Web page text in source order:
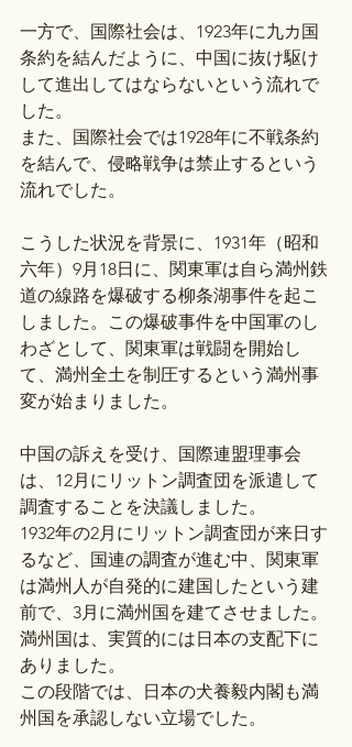
一方で、国際社会は、1923年に九カ国
条約を結んだように、中国に抜け駆け
して進出してはならないという流れで
した。
また、国際社会では1928年に不戦条約
を結んで、侵略戦争は禁止するという
流れでした。
こうした状況を背景に、1931年（昭和
六年）9月18日に、関東軍は自ら満州鉄
道の線路を爆破する柳条湖事件を起こ
しました。この爆破事件を中国軍のし
わざとして、関東軍は戦闘を開始し
て、満州全土を制圧するという満州事
変が始まりました。
中国の訴えを受け、国際連盟理事会
は、12月にリットン調査団を派遣して
調査することを決議しました。
1932年の2月にリットン調査団が来日す
るなど、国連の調査が進む中、関東軍
は満州人が自発的に建国したという建
前で、3月に満州国を建てさせました。
満州国は、実質的には日本の支配下に
ありました。
この段階では、日本の犬養毅内閣も満
州国を承認しない立場でした。